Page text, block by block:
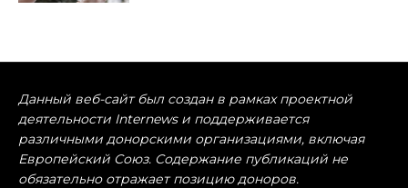
Данный веб-сайт был создан в рамках проектной
деятельности Internews и поддерживается
различными донорскими организациями, включая
Европейский Союз. Содержание публикаций не
обязательно отражает позицию доноров.